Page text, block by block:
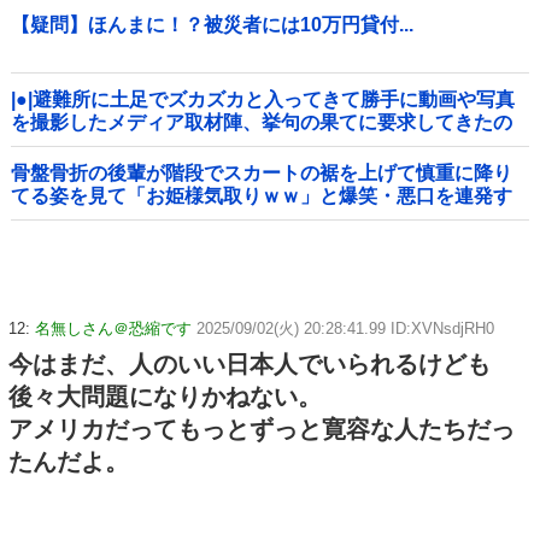
【疑問】ほんまに！？被災者には10万円貸付...
|●|避難所に土足でズカズカと入ってきて勝手に動画や写真
を撮影したメディア取材陣、挙句の果てに要求してきたの
は……
骨盤骨折の後輩が階段でスカートの裾を上げて慎重に降り
てる姿を見て「お姫様気取りｗｗ」と爆笑・悪口を連発す
る社内彼女！事故背景を知りながらマウントと嫉妬で嘲笑
12: 名無しさん＠恐縮です 2025/09/02(火) 20:28:41.99 ID:XVNsdjRH0
今はまだ、人のいい日本人でいられるけども
後々大問題になりかねない。
アメリカだってもっとずっと寛容な人たちだっ
たんだよ。